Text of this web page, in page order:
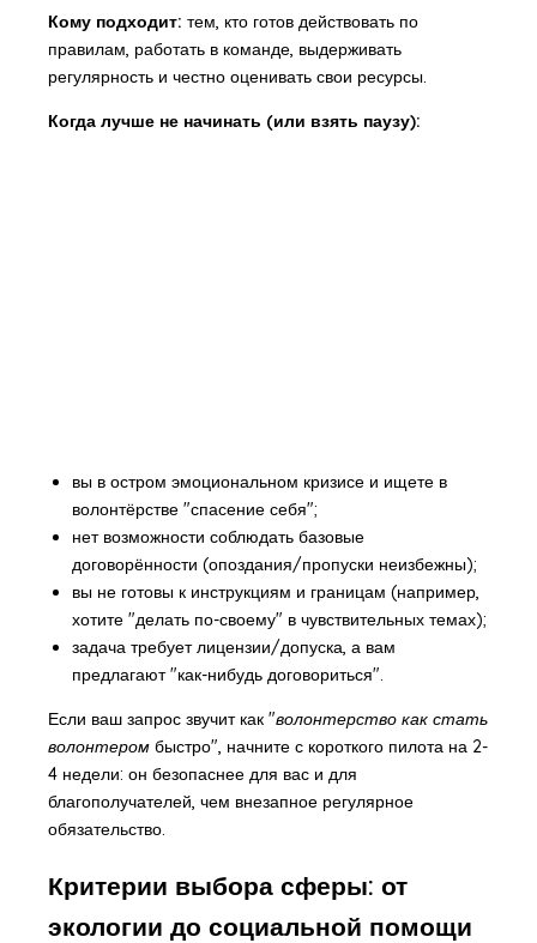
Кому подходит: тем, кто готов действовать по
правилам, работать в команде, выдерживать
регулярность и честно оценивать свои ресурсы.
Когда лучше не начинать (или взять паузу):
вы в остром эмоциональном кризисе и ищете в
волонтёрстве "спасение себя";
нет возможности соблюдать базовые
договорённости (опоздания/пропуски неизбежны);
вы не готовы к инструкциям и границам (например,
хотите "делать по-своему" в чувствительных темах);
задача требует лицензии/допуска, а вам
предлагают "как-нибудь договориться".
Если ваш запрос звучит как "волонтерство как стать
волонтеромбыстро", начните с короткого пилота на 2-
4 недели: он безопаснее для вас и для
благополучателей, чем внезапное регулярное
обязательство.
Критерии выбора сферы: от
экологии до социальной помощи